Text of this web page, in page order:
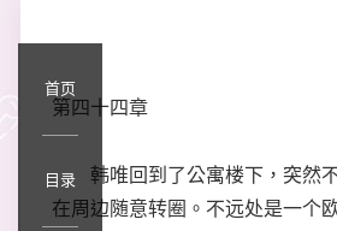
第四十四章
韩唯回到了公寓楼下，突然不
在周边随意转圈。不远处是一个
首页
目录